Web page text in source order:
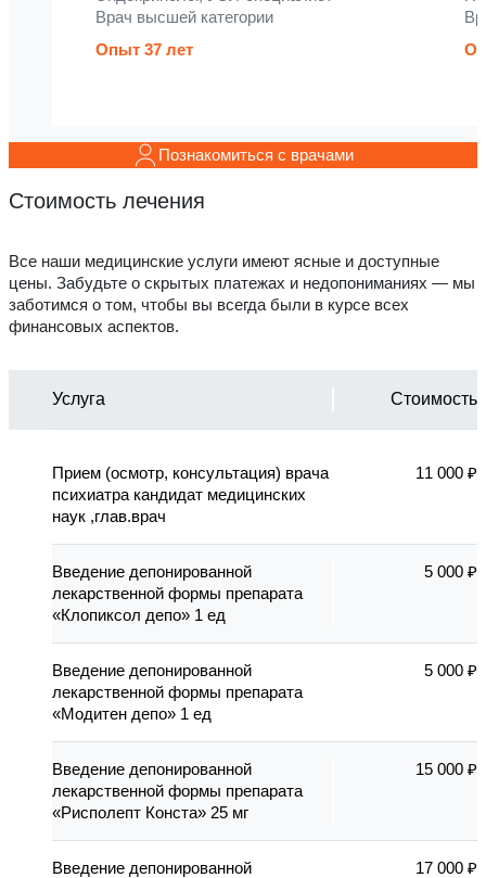
Врач высшей категории
Опыт 37 лет
Познакомиться с врачами
Стоимость лечения
Все наши медицинские услуги имеют ясные и доступные
цены. Забудьте о скрытых платежах и недопониманиях — мы
заботимся о том, чтобы вы всегда были в курсе всех
финансовых аспектов.
Услуга Стоимость
Прием (осмотр, консультация) врача
психиатра кандидат медицинских
наук ,глав.врач
11 000 ₽
Введение депонированной
лекарственной формы препарата
«Клопиксол депо» 1 ед
5 000 ₽
Введение депонированной
лекарственной формы препарата
«Модитен депо» 1 ед
5 000 ₽
Введение депонированной
лекарственной формы препарата
«Рисполепт Конста» 25 мг
15 000 ₽
Введение депонированной
17 000 ₽